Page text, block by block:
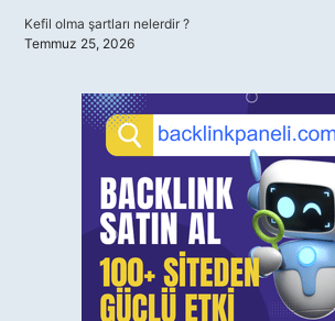
Kefil olma şartları nelerdir ?
Temmuz 25, 2026